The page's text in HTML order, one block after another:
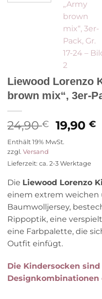
Liewood Lorenzo
brown mix“, 3er-
24,90€
Preis
war:
24,90 €
19,90€
Enthält 19% MwSt.
zzgl. Versand
Lieferzeit: ca. 2-3 Werktage
Die Liewood Lorenzo
einem extrem weichen
Baumwolljersey,
Rippoptik, eine
eine Farbpalette, die
Outfit einfügt.
Die Kindersocken
Designkombinationen